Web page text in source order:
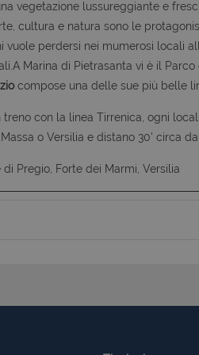
vegetazione lussureggiante e
cultura e natura sono le
vuole perdersi nei mumerosi locali
Marina di Pietrasanta vi è il
compose una delle sue più belle
treno con la linea Tirrenica, ogni
o Versilia e distano 30' circa
di Pregio, Forte dei Marmi, Versilia